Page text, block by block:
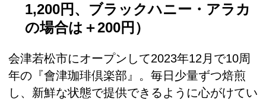
1,200円、ブラックハニー・アラカ
の場合は＋200円）
会津若松市にオープンして2023年12月で10周
年の『會津珈琲倶楽部』。毎日少量ずつ焙煎
し、新鮮な状態で提供できるように心がけてい